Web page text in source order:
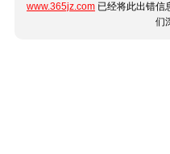
www.365jz.com 已经将此出错信
们